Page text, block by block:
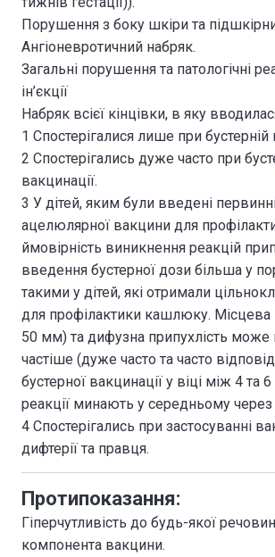
Порушення з боку шкіри та
Ангіоневротичний набряк.
Загальні порушення та патологічні
ін’єкції
Набряк всієї кінцівки, в яку
1 Спостерігалися лише при бустерній
2 Спостерігались дуже часто при
вакцинації.
3 У дітей, яким були введені
ацелюлярної вакцини для
ймовірність виникнення реакцій
введення бустерної дози більша у
такими у дітей, які отримали
для профілактики кашлюку. Місцева
50 мм) та дифузна припухлість може
частіше (дуже часто та часто
бустерної вакцинації у віці між 4 та
реакції минають у середньому через
4 Спостерігались при застосуванні
дифтерії та правця.
Протипоказання:
Гіперчутливість до будь-якої
компонента вакцини.